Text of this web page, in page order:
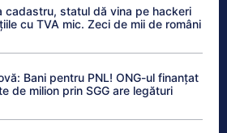
cadastru, statul dă vina pe hackeri
cu TVA mic. Zeci de mii de români
Bani pentru PNL! ONG-ul finanțat
de milion prin SGG are legături